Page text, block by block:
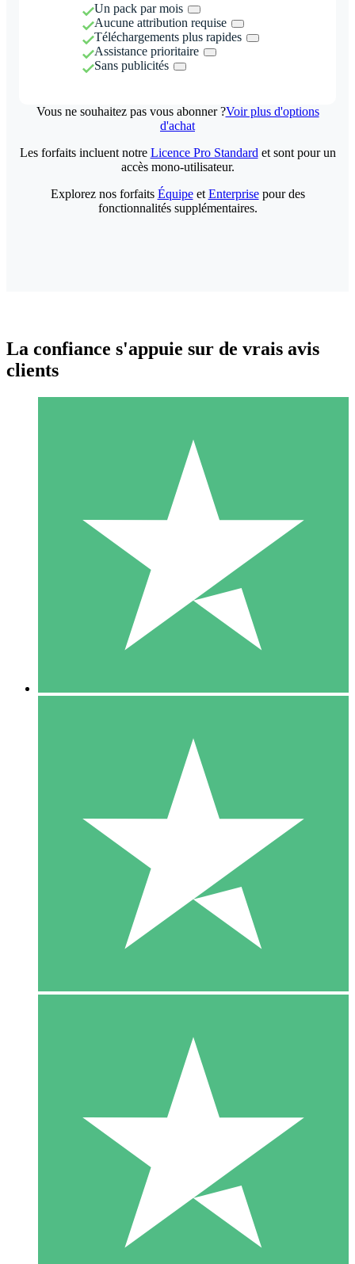
Un pack par mois
Aucune attribution requise
Téléchargements plus rapides
Assistance prioritaire
Sans publicités
Vous ne souhaitez pas vous abonner ?Voir plus d'options
d'achat
Packs de Crédits Individuels
Payez à l'utilisation avec des crédits de téléchargement. Sans
1 Téléchargement
10 00
10 Téléchargements
20 00
Les forfaits incluent notre Licence Pro Standard et sont pour un
accès mono-utilisateur.
Explorez nos forfaits Équipeet Enterprisepour des
fonctionnalités supplémentaires.
La confiance s'appuie sur de vrais avis
clients